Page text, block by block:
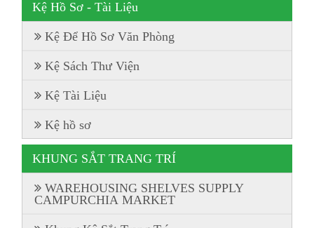
Kệ Hồ Sơ - Tài Liệu
Kệ Để Hồ Sơ Văn Phòng
Kệ Sách Thư Viện
Kệ Tài Liệu
Kệ hồ sơ
KHUNG SẮT TRANG TRÍ
WAREHOUSING SHELVES SUPPLY
CAMPURCHIA MARKET